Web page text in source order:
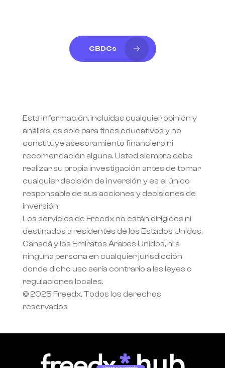
CBDCs
Esta información, incluidas cualquier opinión y
análisis, es solo para fines educativos y no
constituye asesoramiento financiero ni
recomendación alguna. Usted siempre debe
realizar su propia investigación antes de tomar
cualquier decisión de inversión y es el único
responsable de sus acciones y decisiones de
inversión.
Los servicios de Freedx no están dirigidos ni
destinados a residentes de los Estados Unidos,
Canadá y los Emiratos Árabes Unidos, ni a
ninguna persona en cualquier jurisdicción
donde dicho uso sería contrario a las leyes o
regulaciones locales.
© 2025 Freedx, Todos los derechos
reservados